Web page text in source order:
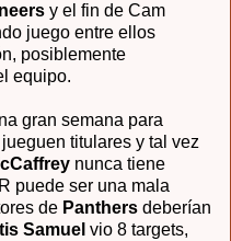
y el fin de Cam
juego entre ellos
posiblemente
equipo.
gran semana para
titulares y tal vez
nunca tiene
puede ser una mala
de Panthers deberían
Samuel vio 8 targets,